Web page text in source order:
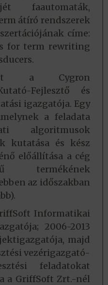
faautomaták,
átíró rendszerek
címe:
for term rewriting
a Cygron
Fejlesztő és
igazgatója. Egy
a feladata
algoritmusok
kutatása és kész
előállítása a cég
termékének
az időszakban
Informatikai
2006-2013
majd
vezérigazgató-
feladatokat
a GriffSoft Zrt.-nél